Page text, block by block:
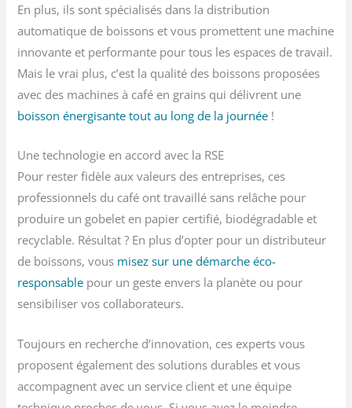
En plus, ils sont spécialisés dans la distribution
automatique de boissons et vous promettent une machine
innovante et performante pour tous les espaces de travail.
Mais le vrai plus, c’est la qualité des boissons proposées
avec des machines à café en grains qui délivrent une
boisson énergisante tout au long de la journée !
Une technologie en accord avec la RSE
Pour rester fidèle aux valeurs des entreprises, ces
professionnels du café ont travaillé sans relâche pour
produire un gobelet en papier certifié, biodégradable et
recyclable. Résultat ? En plus d’opter pour un distributeur
de boissons, vous misez sur une démarche éco-
responsable pour un geste envers la planète ou pour
sensibiliser vos collaborateurs.
Toujours en recherche d’innovation, ces experts vous
proposent également des solutions durables et vous
accompagnent avec un service client et une équipe